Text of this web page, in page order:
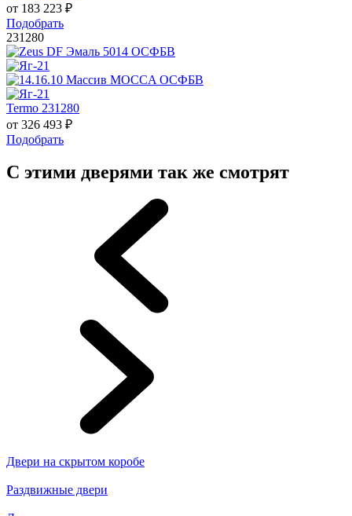
от 183 223 ₽
Подобрать
231280
Termo 231280
от 326 493 ₽
Подобрать
С этими дверями так же смотрят
Двери на скрытом коробе
Раздвижные двери